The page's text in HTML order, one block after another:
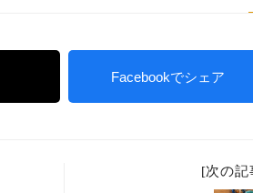
Facebookでシェア
[次の記